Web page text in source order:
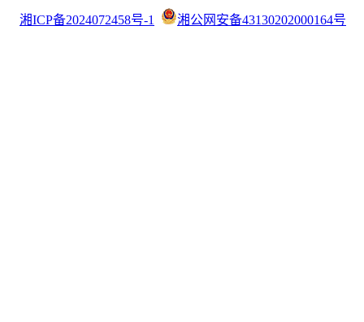
湘ICP备2024072458号-1 湘公网安备43130202000164号